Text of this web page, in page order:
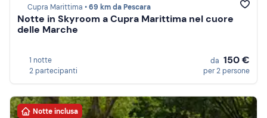
Cupra Marittima •69 km da Pescara
Notte in Skyroom a Cupra Marittima nel cuore
delle Marche
1 notte
2 partecipanti
da 150 €
per 2 persone
Notte inclusa